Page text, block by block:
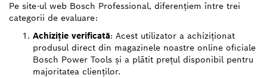
Pe site-ul web Bosch Professional, diferențiem între trei
categorii de evaluare:
Achiziție verificată: Acest utilizator a achiziționat
produsul direct din magazinele noastre online oficiale
Bosch Power Tools și a plătit prețul disponibil pentru
majoritatea clienților.